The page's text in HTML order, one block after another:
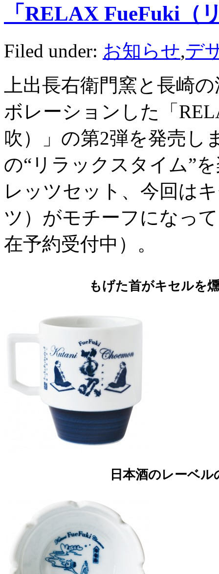
「RELAX FueFuki（
Filed under: お知らせ,デ
上出長右衛門窯と長崎
ボレーションした「
吹）」の第2弾を発売し
の“リラックスタイム”
レッツセット、今回は
ツ）がモチーフになっ
在予約受付中）。
もげた首がキセルを
日本酒のレーベ